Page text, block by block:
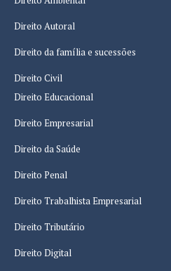
Direito Autoral
Direito da família e sucessões
Direito Civil
Direito Educacional
Direito Empresarial
Direito da Saúde
Direito Penal
Direito Trabalhista Empresarial
Direito Tributário
Direito Digital